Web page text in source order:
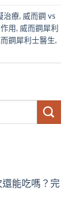
治療, 威而鋼 vs
用, 威而鋼犀利
鋼犀利士醫生,
能吃嗎？完